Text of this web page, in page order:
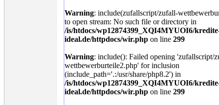
Warning: include(zufallscript/zufall-
to open stream: No such file or directory in
/is/htdocs/wp12874399_XQI4MYUOI6/
ideal.de/httpdocs/wir.phpon line 299
Warning: include(): Failed opening 'zufallscript/
wettbewerburteile2.php' for inclusion
(include_path='.:/usr/share/php8.2') in
/is/htdocs/wp12874399_XQI4MYUOI6/
ideal.de/httpdocs/wir.phpon line 299